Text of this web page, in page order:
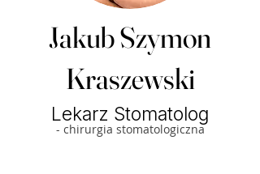
Jakub Szymon
Kraszewski
Lekarz Stomatolog
- chirurgia stomatologiczna